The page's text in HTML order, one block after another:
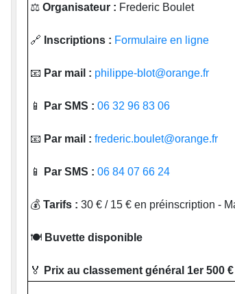
⚖ Organisateur : Frederic Boulet
🔗 Inscriptions : Formulaire en ligne
📧 Par mail : philippe-blot@orange.fr
📱 Par SMS : 06 32 96 83 06
📧 Par mail : frederic.boulet@orange.fr
📱 Par SMS : 06 84 07 66 24
💰 Tarifs : 30 € / 15 € en préinscription -
🍽 Buvette disponible
🏅 Prix au classement général 1er 500